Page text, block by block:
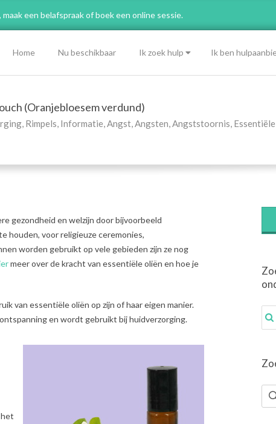
een belafspraakof boek een online sessie.
Home Nu beschikbaar Ik zoek hulp Ik ben
(Oranjebloesem verdund)
, Rimpels, Informatie,Angst,Angsten,Angststoornis,
gezondheid en welzijn door bijvoorbeeld
houden, voor religieuze ceremonies,
worden gebruikt op vele gebieden zijn ze nog
meer over de kracht van essentiële oliën en hoe je
van essentiële oliën op zijn of haar eigen manier.
en wordt gebruikt bij huidverzorging.